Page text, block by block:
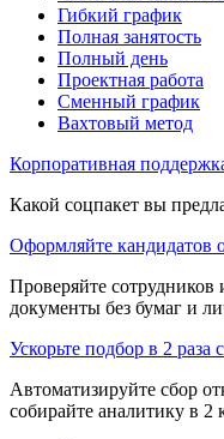
Гибкий график
Полная занятость
Полный день
Проектная работа
Сменный график
Вахтовый метод
Корпоративная
Какой соцпакет вы
Оформляйте кандидатов
Проверяйте
документы без бумаг и
Ускорьте подбор в 2 раза
Автоматизируйте сбор
собирайте аналитику в 2